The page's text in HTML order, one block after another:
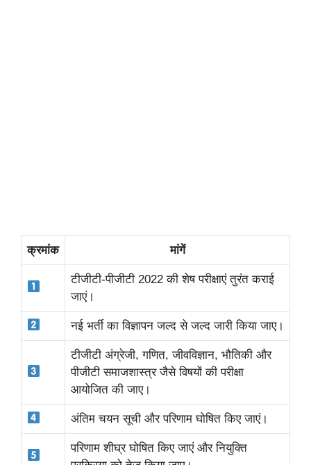
क्रमांक मांगें
टीजीटी-पीजीटी 2022 की शेष परीक्षाएं तुरंत कराई
जाएं।
नई भर्ती का विज्ञापन जल्द से जल्द जारी किया जाए।
टीजीटी अंग्रेजी, गणित, जीवविज्ञान, भौतिकी और
पीजीटी समाजशास्त्र जैसे विषयों की परीक्षा
आयोजित की जाए।
अंतिम चयन सूची और परिणाम घोषित किए जाएं।
परिणाम शीघ्र घोषित किए जाएं और नियुक्ति